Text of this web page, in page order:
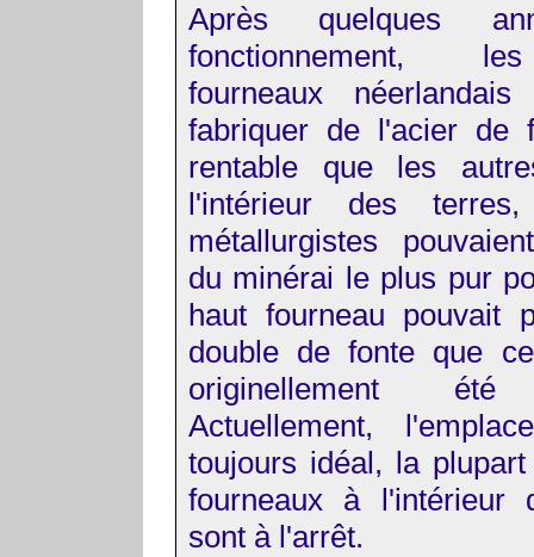
Après quelques
fonctionnement,
fourneaux néerlandais
fabriquer de l'acier de
rentable que les
l'intérieur des
métallurgistes
du minérai le plus pur
haut fourneau pouvait
double de fonte que
originellement été
Actuellement,
toujours idéal, la
fourneaux à l'intérieur
sont à l'arrêt.